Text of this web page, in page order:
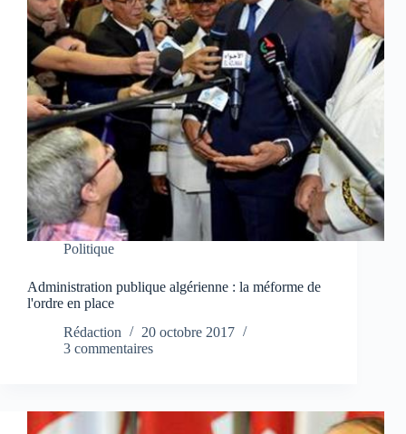
Politique
Administration publique algérienne : la méforme de
l'ordre en place
Rédaction
20 octobre 2017
3 commentaires